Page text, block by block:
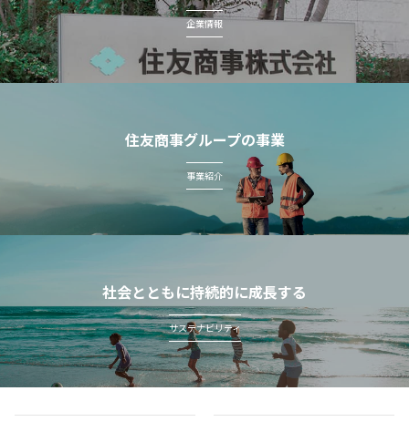
企業情報
住友商事グループの事業
事業紹介
社会とともに持続的に成長する
サステナビリティ